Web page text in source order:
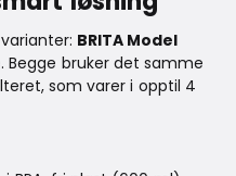
BRITA Model
. Begge bruker det samme
som varer i opptil 4